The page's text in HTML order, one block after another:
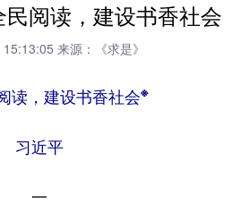
时政 人事
网评
库 全球连线
民阅读，建设书香社会
15:13:05 来源：《求是》
读，建设书香社会※
习近平
一